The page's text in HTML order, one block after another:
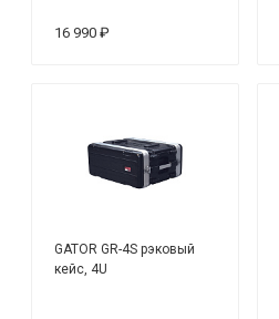
16 990 ₽
GATOR GR-4S рэковый
кейс, 4U